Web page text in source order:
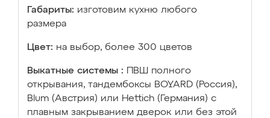
Габариты: изготовим кухню любого
размера
Цвет: на выбор, более 300 цветов
Выкатные системы :
ПВШ полного
открывания, тандембоксы BOYARD (Россия),
Blum (Австрия) или Hettich (Германия) с
плавным закрыванием дверок или без этой